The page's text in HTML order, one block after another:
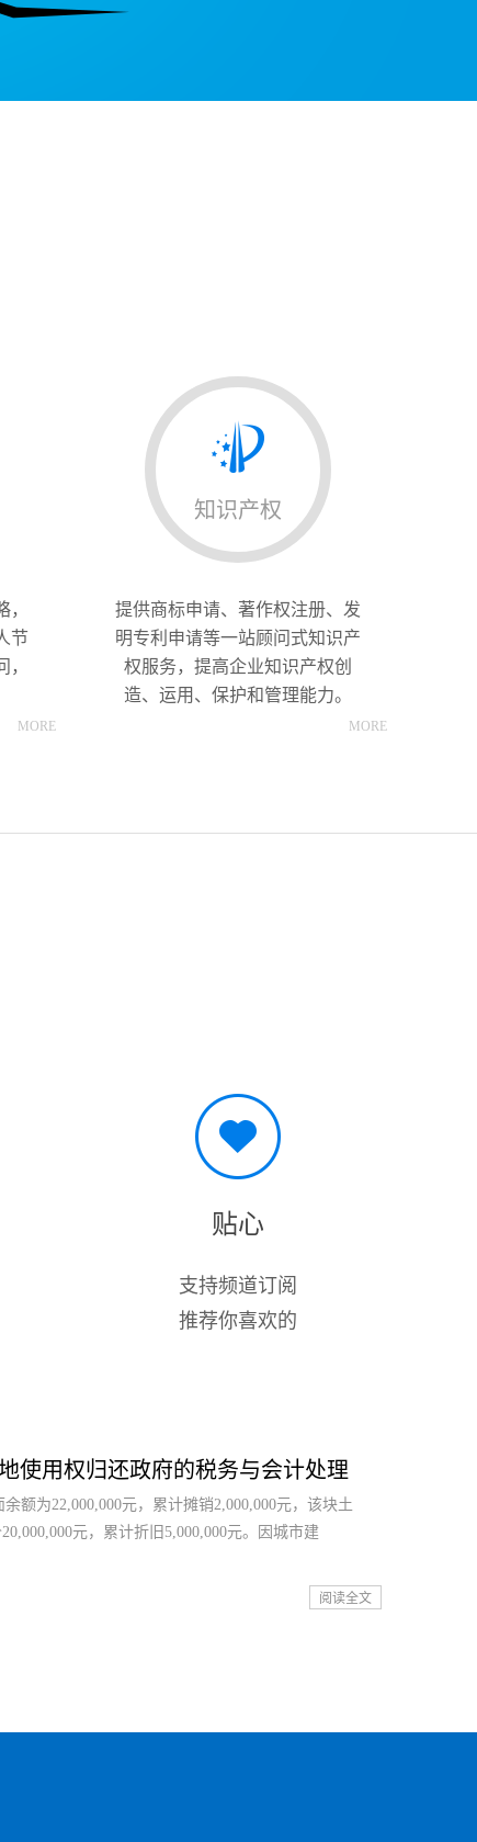
节
MORE
知识产权
提供商标申请、著作权注册、发
明专利申请等一站顾问式知识产
权服务，提高企业知识产权创
造、运用、保护和管理能力。
MORE
贴心
支持频道订阅
推荐你喜欢的
使用权归还政府的税务与会计处理
额为22,000,000元，累计摊销2,000,000元，该块土
元，累计折旧5,000,000元。因城市建
阅读全文